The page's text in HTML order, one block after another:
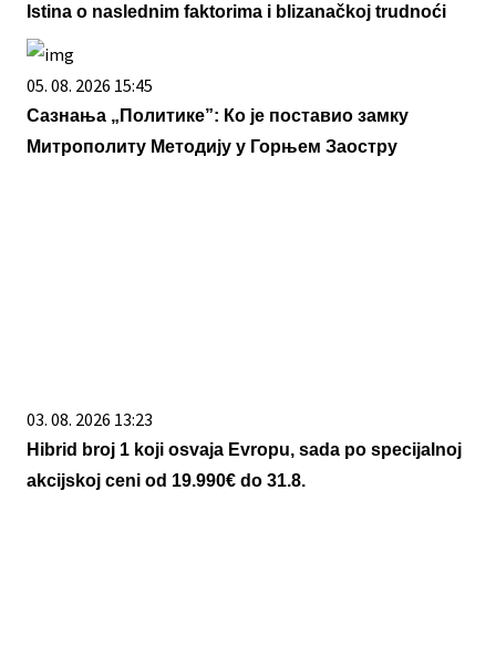
Istina o naslednim faktorima i blizanačkoj trudnoći
05. 08. 2026 15:45
Сазнања „Политике”: Ко је поставио замку
Митрополиту Методију у Горњем Заостру
03. 08. 2026 13:23
Hibrid broj 1 koji osvaja Evropu, sada po specijalnoj
akcijskoj ceni od 19.990€ do 31.8.